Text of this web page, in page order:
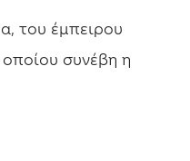
του έμπειρου
συνέβη η